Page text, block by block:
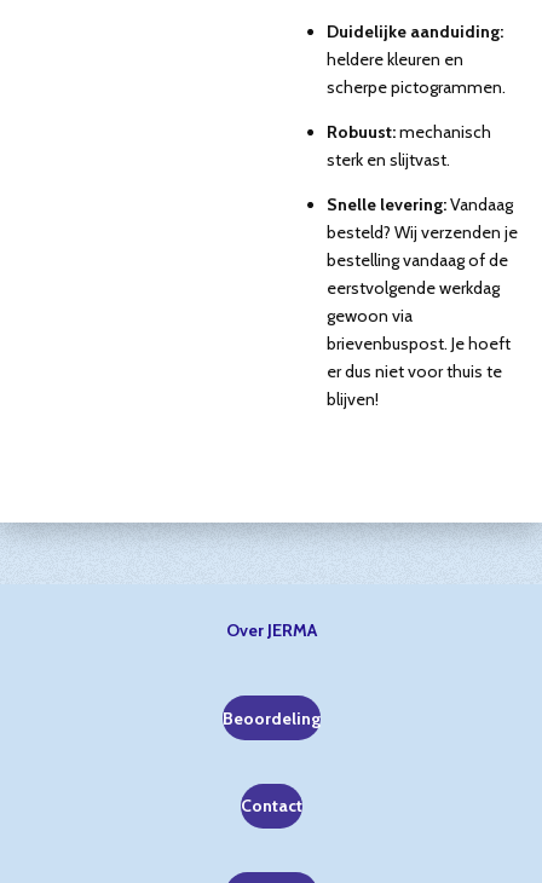
Duidelijke aanduiding:
heldere kleuren en
scherpe pictogrammen.
Robuust:mechanisch
sterk en slijtvast.
Snelle levering:Vandaag
besteld? Wij verzenden je
bestelling vandaag of de
eerstvolgende werkdag
gewoon via
brievenbuspost. Je hoeft
er dus niet voor thuis te
blijven!
Over JERMA
Beoordeling
Contact